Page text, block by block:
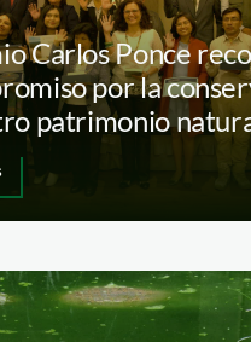
Carlos Ponce
por la
patrimonio